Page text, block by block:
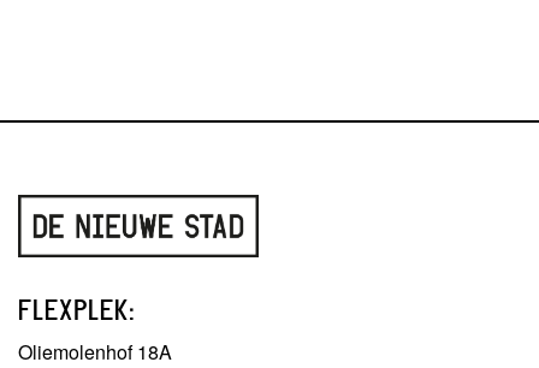
FLEXPLEK:
Oliemolenhof 18A